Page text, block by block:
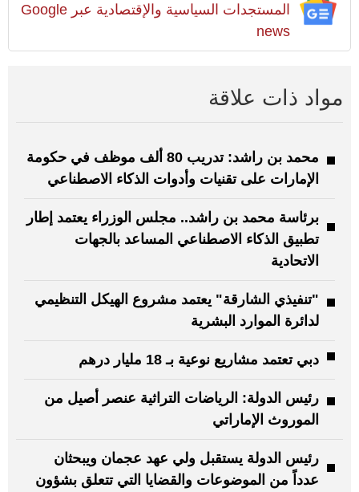
المستجدات السياسية والإقتصادية عبر Google
news
مواد ذات علاقة
محمد بن راشد: تدريب 80 ألف موظف في حكومة
الإمارات على تقنيات وأدوات الذكاء الاصطناعي
برئاسة محمد بن راشد.. مجلس الوزراء يعتمد إطار
تطبيق الذكاء الاصطناعي المساعد بالجهات
الاتحادية
"تنفيذي الشارقة" يعتمد مشروع الهيكل التنظيمي
لدائرة الموارد البشرية
دبي تعتمد مشاريع نوعية بـ 18 مليار درهم
رئيس الدولة: الرياضات التراثية عنصر أصيل من
الموروث الإماراتي
رئيس الدولة يستقبل ولي عهد عجمان ويبحثان
عدداً من الموضوعات والقضايا التي تتعلق بشؤون